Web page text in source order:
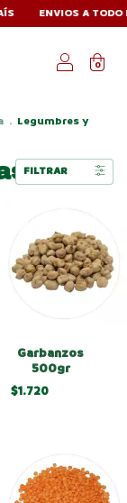
ENVIOS A TODO EL
0
. Legumbres y
FILTRAR
Garbanzos
500gr
$1.720